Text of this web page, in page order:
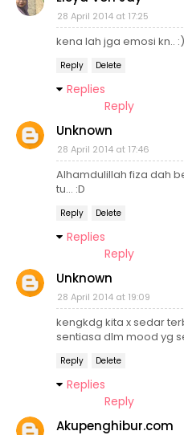
28 April 2014 at 17:25
kena lah jga emosi kn.. :)
Reply Delete
Replies
Reply
Unknown
28 April 2014 at 17:46
Alhamdulillah fiza dah
tu... :D
Reply Delete
Replies
Reply
Unknown
28 April 2014 at 19:09
kengkdg kita x sedar
sentiasa dlm mood yg
Reply Delete
Replies
Reply
Akupenghibur.com